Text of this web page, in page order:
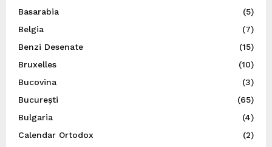
Basarabia
(5)
Belgia
(7)
Benzi Desenate
(15)
Bruxelles
(10)
Bucovina
(3)
București
(65)
Bulgaria
(4)
Calendar Ortodox
(2)